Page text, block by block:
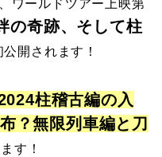
ワールドツアー上映第
の奇跡、そして柱
開されます！
柱稽古編の入
？無限列車編と刀
す！